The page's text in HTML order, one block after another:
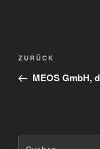
Vorheriger
Beitrag
ZURÜCK
MEOS GmbH,